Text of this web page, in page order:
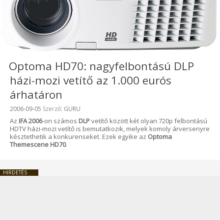
Optoma HD70: nagyfelbontású DLP
házi-mozi vetítő az 1.000 eurós
árhatáron
Beküldve:
2006-09-05 Szerző: GURU
Az IFA 2006-on számos DLPvetítő között két olyan 720p felbontású
HDTV házi-mozi vetítő is bemutatkozik, melyek komoly árversenyre
késztethetik a konkurenseket. Ezek egyike az Optoma
Themescene HD70.
HIRDETÉS